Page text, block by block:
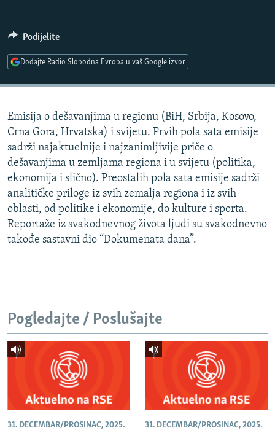
DNEVNO@RSE
SPECIJALI RSE
POPLAVE I KLIZIŠTA U BIH 2024.
TV LIBERTY
POST SCRIPTUM
MOJA EVROPA
TRI DECENIJE OD RATA U BIH
SVE KARTE DEJTONA
PRATITE NAS
Sve RFE/RL stranice
Podijelite
Dodajte Radio Slobodna Evropa u vaš Google izvor
Emisija o dešavanjima u regionu (BiH, Srbija, Kosovo,
Crna Gora, Hrvatska) i svijetu. Prvih pola sata emisije
sadrži najaktuelnije i najzanimljivije priče o
dešavanjima u zemljama regiona i u svijetu (politika,
ekonomija i slično). Preostalih pola sata emisije sadrži
analitičke priloge iz svih zemalja regiona i iz svih
oblasti, od politike i ekonomije, do kulture i sporta.
Reportaže iz svakodnevnog života ljudi su svakodnevno
takođe sastavni dio “Dokumenata dana”.
Pogledajte / Poslušajte
31. DECEMBAR/PROSINAC, 2025. 31. DECEMBAR/PROSINAC, 2025.